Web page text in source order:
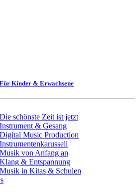
Für Kinder & Erwachsene
Die schönste Zeit ist jetzt
Instrument & Gesang
Digital Music Production
Instrumentenkarussell
Musik von Anfang an
Klang & Entspannung
Musik in Kitas & Schulen